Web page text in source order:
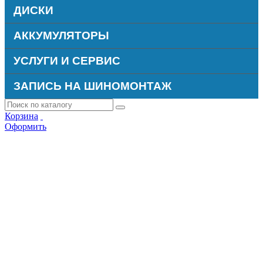
ДИСКИ
АККУМУЛЯТОРЫ
УСЛУГИ И СЕРВИС
ЗАПИСЬ НА ШИНОМОНТАЖ
Корзина
Оформить